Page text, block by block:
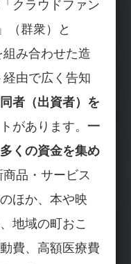
クラウドファン
（群衆）と
組み合わせた造
由で広く告知
者（出資者）を
があります。 一
くの資金を集め
品・サービス
ほか、本や映
地域の町おこ
費、高額医療費